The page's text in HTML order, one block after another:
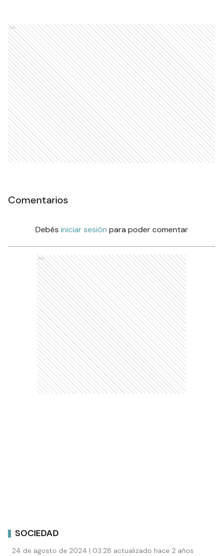
Ads
Comentarios
Debés iniciar sesión para poder comentar
Ads
SOCIEDAD
24 de agosto de 2024 | 03:28 actualizado hace 2 años